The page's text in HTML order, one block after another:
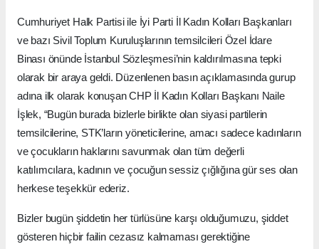
Cumhuriyet Halk Partisi ile İyi Parti İl Kadın Kolları Başkanları
ve bazı Sivil Toplum Kuruluşlarının temsilcileri Özel İdare
Binası önünde İstanbul Sözleşmesi’nin kaldırılmasına tepki
olarak bir araya geldi. Düzenlenen basın açıklamasında gurup
adına ilk olarak konuşan CHP İl Kadın Kolları Başkanı Naile
İşlek, “Bugün burada bizlerle birlikte olan siyasi partilerin
temsilcilerine, STK’ların yöneticilerine, amacı sadece kadınların
ve çocukların haklarını savunmak olan tüm değerli
katılımcılara, kadının ve çocuğun sessiz çığlığına gür ses olan
herkese teşekkür ederiz.
Bizler bugün şiddetin her türlüsüne karşı olduğumuzu, şiddet
gösteren hiçbir failin cezasız kalmaması gerektiğine